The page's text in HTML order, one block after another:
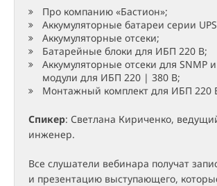
Про компанию «Бастион»;
Аккумуляторные батареи серии
Аккумуляторные отсеки;
Батарейные блоки для ИБП 220 В;
Аккумуляторные отсеки для SNMP
модули для ИБП 220 | 380 В;
Монтажный комплект для ИБП 220
Спикер: Светлана Кириченко,
инженер.
Все слушатели вебинара получат
и презентацию выступающего,